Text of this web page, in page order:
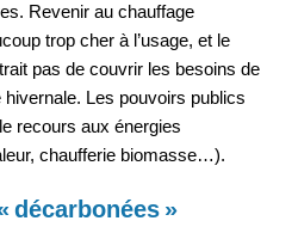
Revenir au chauffage
trop cher à l’usage, et le
pas de couvrir les besoins de
Les pouvoirs publics
recours aux énergies
chaufferie biomasse…).
décarbonées »